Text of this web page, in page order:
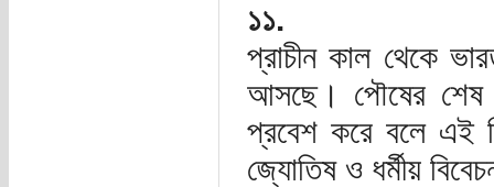
১১.
প্রাচীন কাল থেকে
আসছে। পৌষের শেষ
প্রবেশ করে বলে এই
জ্যোতিষ ও ধর্মীয়